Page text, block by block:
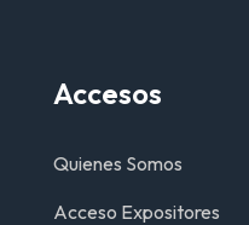
Accesos
Quienes Somos
Acceso Expositores